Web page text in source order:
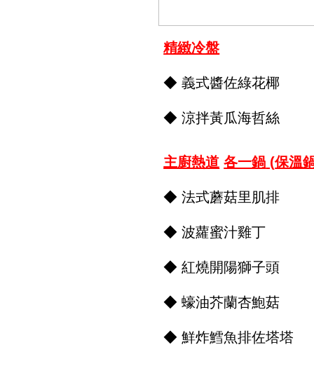
精緻冷盤
◆ 義式醬佐綠花椰
◆ 涼拌黃瓜海哲絲
主廚熱道 各一鍋 (保溫
◆ 法式蘑菇里肌排
◆ 波蘿蜜汁雞丁
◆ 紅燒開陽獅子頭
◆ 蠔油芥蘭杏鮑菇
◆ 鮮炸鱈魚排佐塔塔